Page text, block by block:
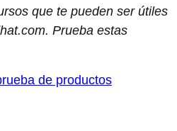
que te pueden ser útiles
Prueba estas
de productos